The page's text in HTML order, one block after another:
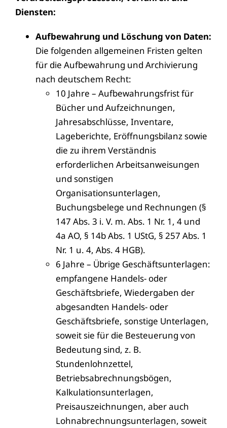
Diensten:
Aufbewahrung und Löschung von Daten:
Die folgenden allgemeinen Fristen gelten
für die Aufbewahrung und Archivierung
nach deutschem Recht:
10 Jahre – Aufbewahrungsfrist für
Bücher und Aufzeichnungen,
Jahresabschlüsse, Inventare,
Lageberichte, Eröffnungsbilanz sowie
die zu ihrem Verständnis
erforderlichen Arbeitsanweisungen
und sonstigen
Organisationsunterlagen,
Buchungsbelege und Rechnungen (§
147 Abs. 3 i. V. m. Abs. 1 Nr. 1, 4 und
4a AO, § 14b Abs. 1 UStG, § 257 Abs. 1
Nr. 1 u. 4, Abs. 4 HGB).
6 Jahre – Übrige Geschäftsunterlagen:
empfangene Handels- oder
Geschäftsbriefe, Wiedergaben der
abgesandten Handels- oder
Geschäftsbriefe, sonstige Unterlagen,
soweit sie für die Besteuerung von
Bedeutung sind, z. B.
Stundenlohnzettel,
Betriebsabrechnungsbögen,
Kalkulationsunterlagen,
Preisauszeichnungen, aber auch
Lohnabrechnungsunterlagen, soweit